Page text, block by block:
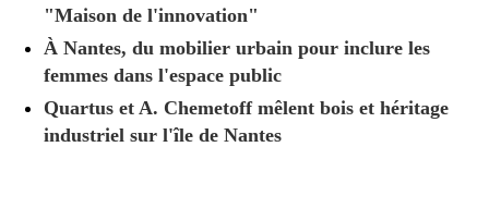
"Maison de l'innovation"
À Nantes, du mobilier urbain pour inclure les
femmes dans l'espace public
Quartus et A. Chemetoff mêlent bois et héritage
industriel sur l'île de Nantes